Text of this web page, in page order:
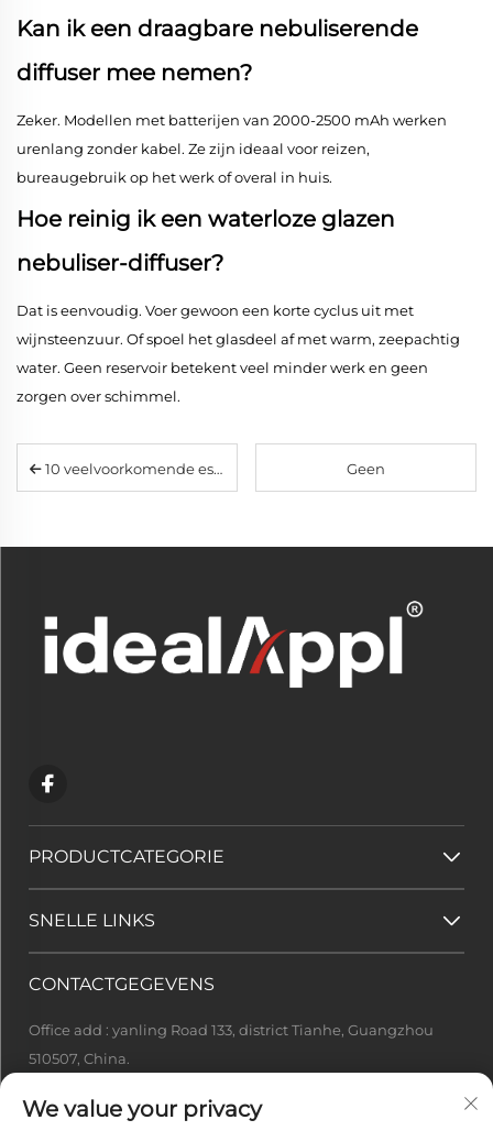
Kan ik een draagbare nebuliserende
diffuser mee nemen?
Zeker. Modellen met batterijen van 2000-2500 mAh werken
urenlang zonder kabel. Ze zijn ideaal voor reizen,
bureaugebruik op het werk of overal in huis.
Hoe reinig ik een waterloze glazen
nebuliser-diffuser?
Dat is eenvoudig. Voer gewoon een korte cyclus uit met
wijnsteenzuur. Of spoel het glasdeel af met warm, zeepachtig
water. Geen reservoir betekent veel minder werk en geen
zorgen over schimmel.
10 veelvoorkomende essentiële oliën per stuk: voordelen & gids voor het mengen in een home-diffuser Geen
PRODUCTCATEGORIE
SNELLE LINKS
CONTACTGEGEVENS
Office add : yanling Road 133, district Tianhe, Guangzhou
510507, China.
+86-13922415049
We value your privacy